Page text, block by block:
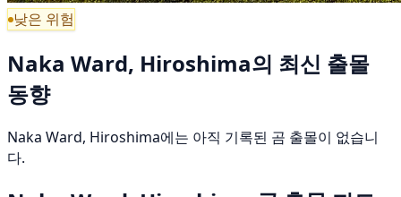
낮은 위험
Naka Ward, Hiroshima의 최신 출몰
동향
Naka Ward, Hiroshima에는 아직 기록된 곰 출몰이 없습니
다.